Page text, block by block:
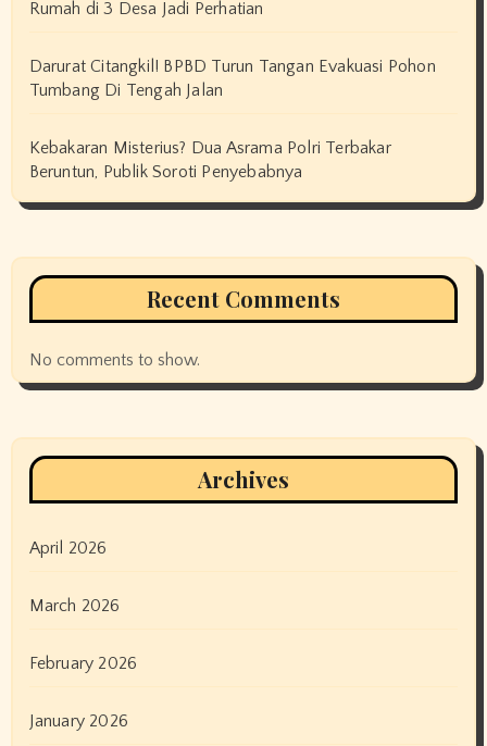
Rumah di 3 Desa Jadi Perhatian
Darurat Citangkil! BPBD Turun Tangan Evakuasi Pohon
Tumbang Di Tengah Jalan
Kebakaran Misterius? Dua Asrama Polri Terbakar
Beruntun, Publik Soroti Penyebabnya
Recent Comments
No comments to show.
Archives
April 2026
March 2026
February 2026
January 2026